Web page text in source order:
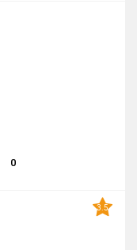
0
3.5